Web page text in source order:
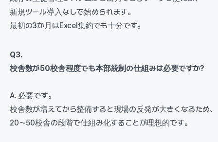
新規ツール導入なしで始められます。
最初の3か月はExcel集約でも十分です。
Q3.
校舎数が50校舎程度でも本部統制の仕組みは必要ですか?
A. 必要です。
校舎数が増えてから整備すると現場の反発が大きくなるため、
20〜50校舎の段階で仕組み化することが理想的です。